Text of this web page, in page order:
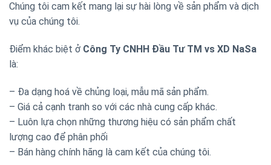
Chúng tôi cam kết mang lại sự hài lòng về sản phẩm và dịch
vụ của chúng tôi.
Điểm khác biệt ở Công Ty CNHH Đầu Tư TM vs XD NaSa
là:
– Đa dạng hoá về chủng loại, mẫu mã sản phẩm.
– Giá cả cạnh tranh so với các nhà cung cấp khác.
– Luôn lựa chọn những thương hiệu có sản phẩm chất
lượng cao để phân phối
– Bán hàng chính hãng là cam kết của chúng tôi.